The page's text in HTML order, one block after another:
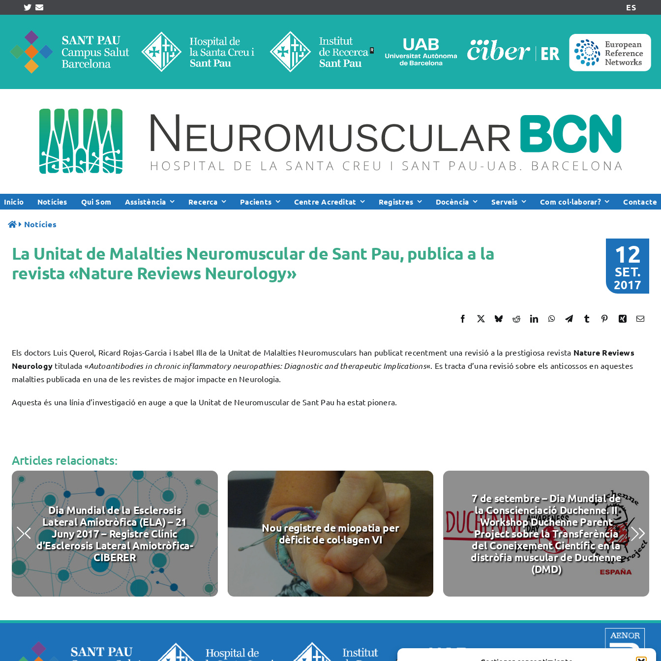
content
ES
Inicio Notícies Qui Som Assistència Recerca Pacients Centre Acreditat Registres Docència Serveis Com col·laborar? Contacte
Notícies
La Unitat de Malalties Neuromuscular de Sant Pau, publica a la
revista «Nature Reviews Neurology»
12
SET.
2017
Els doctors Luis Querol, Ricard Rojas-Garcia i Isabel Illa de la Unitat de Malalties Neuromusculars han publicat recentment una revisió a la prestigiosa revista Nature Reviews
Neurology titulada «Autoantibodies in chronic inflammatory neuropathies: Diagnostic and therapeutic Implications«. Es tracta d’una revisió sobre els anticossos en aquestes
malalties publicada en una de les revistes de major impacte en Neurologia.
Aquesta és una línia d’investigació en auge a que la Unitat de Neuromuscular de Sant Pau ha estat pionera.
Articles relacionats:
Dia Mundial de la Esclerosis
Lateral Amiotròfica (ELA) – 21
Juny 2017 – Registre Clínic
d’Esclerosis Lateral Amiotròfica-
CIBERER
Nou registre de miopatia per
dèficit de col·lagen VI
7 de setembre – Dia Mundial de
la Conscienciació Duchenne. II
Workshop Duchenne Parent
Project sobre la Transferència
del Coneixement Científic en la
distròfia muscular de Duchenne
(DMD)